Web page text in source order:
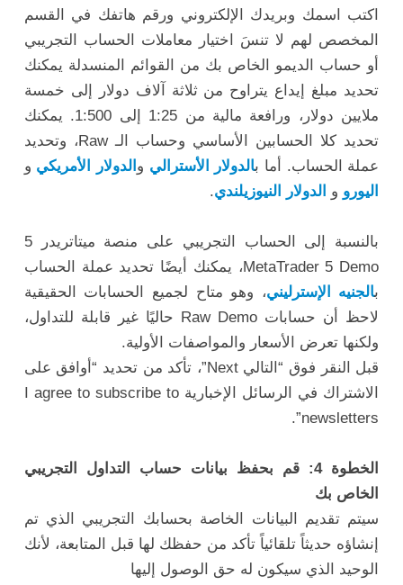
اكتب اسمك وبريدك الإلكتروني ورقم هاتفك في القسم
المخصص لهم لا تنسَ اختيار معاملات الحساب التجريبي
أو حساب الديمو الخاص بك من القوائم المنسدلة يمكنك
تحديد مبلغ إيداع يتراوح من ثلاثة آلاف دولار إلى خمسة
ملايين دولار، ورافعة مالية من 1:25 إلى 1:500. يمكنك
تحديد كلا الحسابين الأساسي وحساب الـ Raw، وتحديد
عملة الحساب. أما بالدولار الأسترالي و الدولار الأمريكي و
اليورو و الدولار النيوزيلندي.
بالنسبة إلى الحساب التجريبي على منصة ميتاتريدر 5
MetaTrader 5 Demo، يمكنك أيضًا تحديد عملة الحساب
بالجنيه الإسترليني، وهو متاح لجميع الحسابات الحقيقية
لاحظ أن حسابات Raw Demo حاليًا غير قابلة للتداول،
ولكنها تعرض الأسعار والمواصفات الأولية.
قبل النقر فوق “التالي Next”، تأكد من تحديد “أوافق على
الاشتراك في الرسائل الإخبارية I agree to subscribe to
newsletters”.
الخطوة 4: قم بحفظ بيانات حساب التداول التجريبي
الخاص بك
سيتم تقديم البيانات الخاصة بحسابك التجريبي الذي تم
إنشاؤه حديثاً تلقائياً تأكد من حفظك لها قبل المتابعة، لأنك
الوحيد الذي سيكون له حق الوصول إليها